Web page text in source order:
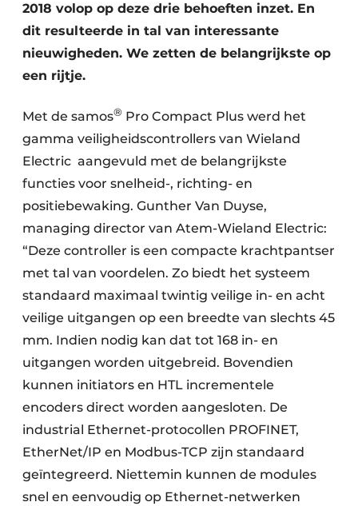
2018 volop op deze drie behoeften inzet. En
dit resulteerde in tal van interessante
nieuwigheden. We zetten de belangrijkste op
een rijtje.
Met de samos® Pro Compact Plus werd het
gamma veiligheidscontrollers van Wieland
Electric aangevuld met de belangrijkste
functies voor snelheid-, richting- en
positiebewaking. Gunther Van Duyse,
managing director van Atem-Wieland Electric:
“Deze controller is een compacte krachtpantser
met tal van voordelen. Zo biedt het systeem
standaard maximaal twintig veilige in- en acht
veilige uitgangen op een breedte van slechts 45
mm. Indien nodig kan dat tot 168 in- en
uitgangen worden uitgebreid. Bovendien
kunnen initiators en HTL incrementele
encoders direct worden aangesloten. De
industrial Ethernet-protocollen PROFINET,
EtherNet/IP en Modbus-TCP zijn standaard
geïntegreerd. Niettemin kunnen de modules
snel en eenvoudig op Ethernet-netwerken